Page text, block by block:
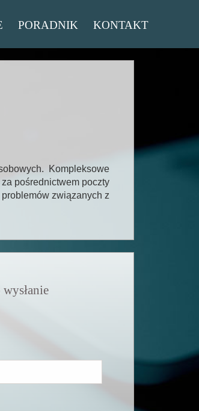
PORADNIK KONTAKT
Kompleksowe
pośrednictwem poczty
związanych z